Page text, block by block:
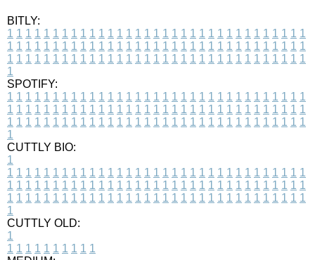
BITLY:
1 1 1 1 1 1 1 1 1 1 1 1 1 1 1 1 1 1 1 1 1 1 1 1 1 1 1 1 1 1 1 1 1
1 1 1 1 1 1 1 1 1 1 1 1 1 1 1 1 1 1 1 1 1 1 1 1 1 1 1 1 1 1 1 1 1
1 1 1 1 1 1 1 1 1 1 1 1 1 1 1 1 1 1 1 1 1 1 1 1 1 1 1 1 1 1 1 1 1
1
SPOTIFY:
1 1 1 1 1 1 1 1 1 1 1 1 1 1 1 1 1 1 1 1 1 1 1 1 1 1 1 1 1 1 1 1 1
1 1 1 1 1 1 1 1 1 1 1 1 1 1 1 1 1 1 1 1 1 1 1 1 1 1 1 1 1 1 1 1 1
1 1 1 1 1 1 1 1 1 1 1 1 1 1 1 1 1 1 1 1 1 1 1 1 1 1 1 1 1 1 1 1 1
1
CUTTLY BIO:
1
1 1 1 1 1 1 1 1 1 1 1 1 1 1 1 1 1 1 1 1 1 1 1 1 1 1 1 1 1 1 1 1 1
1 1 1 1 1 1 1 1 1 1 1 1 1 1 1 1 1 1 1 1 1 1 1 1 1 1 1 1 1 1 1 1 1
1 1 1 1 1 1 1 1 1 1 1 1 1 1 1 1 1 1 1 1 1 1 1 1 1 1 1 1 1 1 1 1 1
1
CUTTLY OLD:
1
1 1 1 1 1 1 1 1 1 1